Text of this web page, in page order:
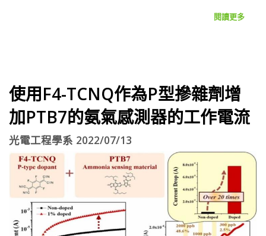
閱讀更多
使用F4-TCNQ作為P型摻雜劑增
加PTB7的氨氣感測器的工作電流
光電工程學系 2022/07/13